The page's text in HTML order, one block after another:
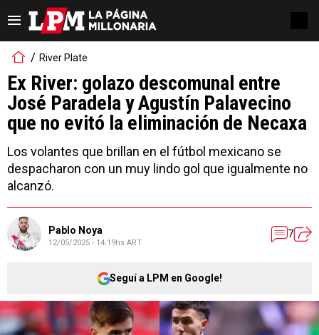
River Plate
Ex River: golazo descomunal entre
José Paradela y Agustín Palavecino
que no evitó la eliminación de Necaxa
Los volantes que brillan en el fútbol mexicano se
despacharon con un muy lindo gol que igualmente no
alcanzó.
Pablo Noya
12/05/2025 - 14:19hs ART
7
Seguí a LPM en Google!